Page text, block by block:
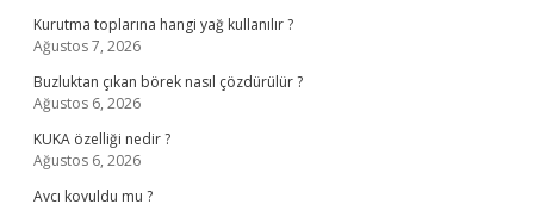
Kurutma toplarına hangi yağ kullanılır ?
Ağustos 7, 2026
Buzluktan çıkan börek nasıl çözdürülür ?
Ağustos 6, 2026
KUKA özelliği nedir ?
Ağustos 6, 2026
Avcı kovuldu mu ?